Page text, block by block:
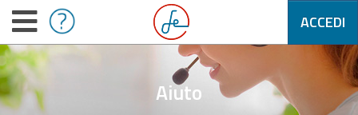
ACCEDI
Aiuto